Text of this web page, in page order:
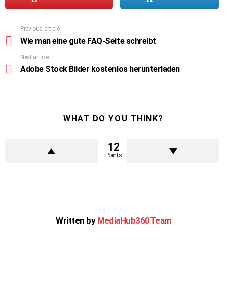
more
Previous article
Wie man eine gute FAQ-Seite schreibt
Next article
Adobe Stock Bilder kostenlos herunterladen
WHAT DO YOU THINK?
12
Points
Written by MediaHub360Team